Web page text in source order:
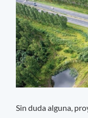
Sin duda alguna,